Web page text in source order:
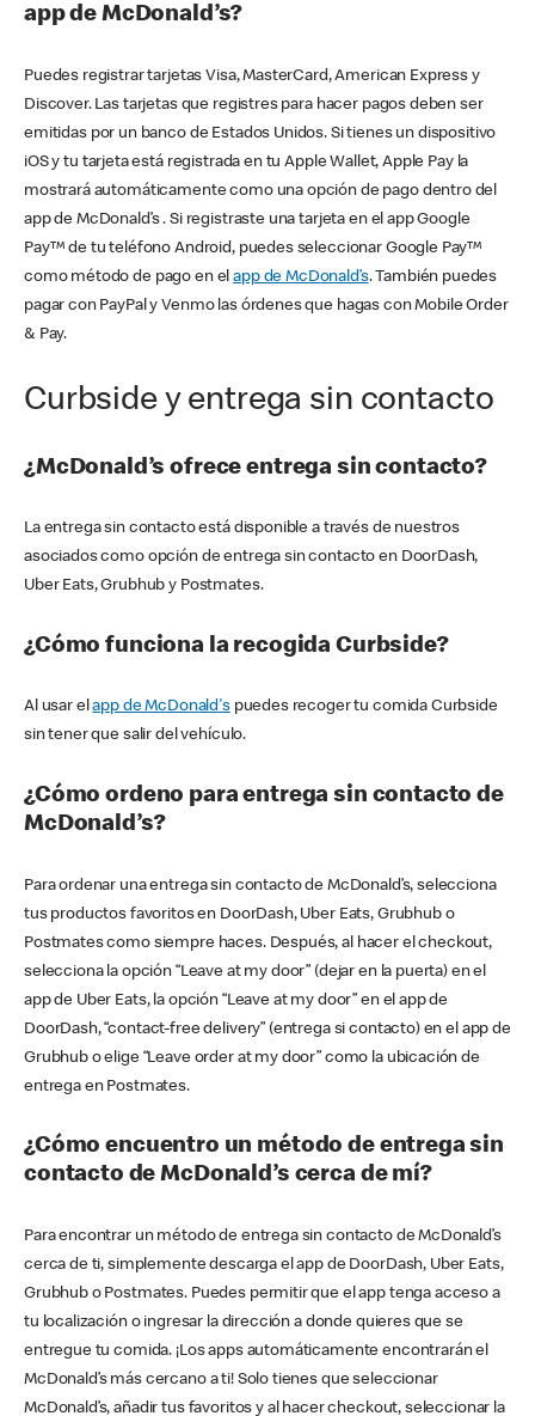
app de McDonald’s?
Puedes registrar tarjetas Visa, MasterCard, American Express y
Discover. Las tarjetas que registres para hacer pagos deben ser
emitidas por un banco de Estados Unidos. Si tienes un dispositivo
iOS y tu tarjeta está registrada en tu Apple Wallet, Apple Pay la
mostrará automáticamente como una opción de pago dentro del
app de McDonald’s . Si registraste una tarjeta en el app Google
Pay™ de tu teléfono Android, puedes seleccionar Google Pay™
como método de pago en elapp de McDonald’s. También puedes
pagar con PayPal y Venmo las órdenes que hagas con Mobile Order
& Pay.
Curbside y entrega sin contacto
¿McDonald’s ofrece entrega sin contacto?
La entrega sin contacto está disponible a través de nuestros
asociados como opción de entrega sin contacto en DoorDash,
Uber Eats, Grubhub y Postmates.
¿Cómo funciona la recogida Curbside?
Al usar elapp de McDonald'spuedes recoger tu comida Curbside
sin tener que salir del vehículo.
¿Cómo ordeno para entrega sin contacto de
McDonald’s?
Para ordenar una entrega sin contacto de McDonald’s, selecciona
tus productos favoritos en DoorDash, Uber Eats, Grubhub o
Postmates como siempre haces. Después, al hacer el checkout,
selecciona la opción “Leave at my door” (dejar en la puerta) en el
app de Uber Eats, la opción “Leave at my door” en el app de
DoorDash, “contact-free delivery” (entrega si contacto) en el app de
Grubhub o elige “Leave order at my door” como la ubicación de
entrega en Postmates.
¿Cómo encuentro un método de entrega sin
contacto de McDonald’s cerca de mí?
Para encontrar un método de entrega sin contacto de McDonald’s
cerca de ti, simplemente descarga el app de DoorDash, Uber Eats,
Grubhub o Postmates. Puedes permitir que el app tenga acceso a
tu localización o ingresar la dirección a donde quieres que se
entregue tu comida. ¡Los apps automáticamente encontrarán el
McDonald’s más cercano a ti! Solo tienes que seleccionar
McDonald’s, añadir tus favoritos y al hacer checkout, seleccionar la